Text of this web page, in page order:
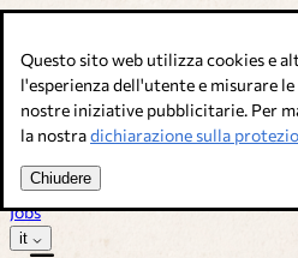
Questo sito web utilizza cookies e
l'esperienza dell'utente e misurare
nostre iniziative pubblicitarie. Per
la nostradichiarazione sulla
Chiudere
Brodi, condimenti & complementi
Assistenza Clienti
Ricette
Consigli
Chi siamo
Jobs
it